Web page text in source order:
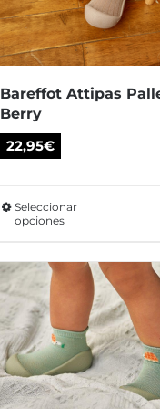
Bareffot Attipas
Berry
22,95€
Seleccionar
opciones
Las
se